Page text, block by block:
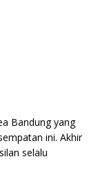
Bandung yang
ini. Akhir
selalu